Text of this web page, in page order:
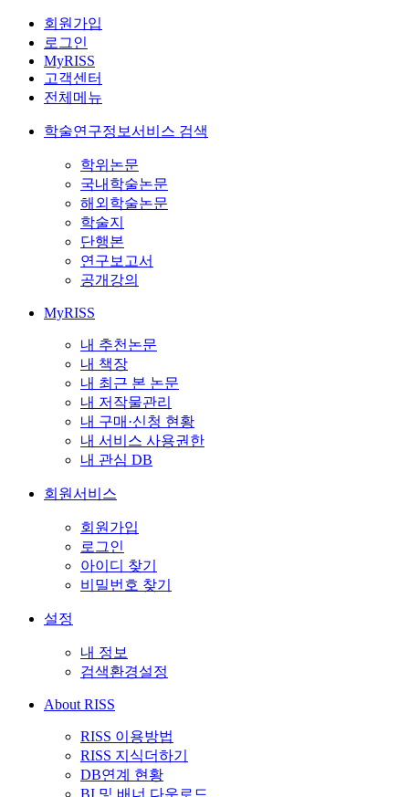
회원가입
로그인
MyRISS
고객센터
전체메뉴
학술연구정보서비스 검색
학위논문
국내학술논문
해외학술논문
학술지
단행본
연구보고서
공개강의
MyRISS
내 추천논문
내 책장
내 최근 본 논문
내 저작물관리
내 구매·신청 현황
내 서비스 사용권한
내 관심 DB
회원서비스
회원가입
로그인
아이디 찾기
비밀번호 찾기
설정
내 정보
검색환경설정
About RISS
RISS 이용방법
RISS 지식더하기
DB연계 현황
BI 및 배너 다운로드